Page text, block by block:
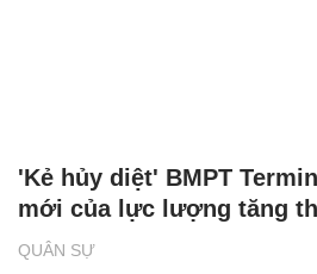
QUÂN SỰ
'Kẻ hủy diệt' BMPT
mới của lực lượng tăng